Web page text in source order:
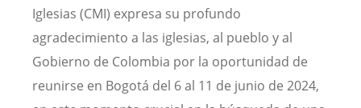
Iglesias (CMI) expresa su profundo
agradecimiento a las iglesias, al pueblo y al
Gobierno de Colombia por la oportunidad de
reunirse en Bogotá del 6 al 11 de junio de 2024,